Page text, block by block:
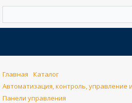
Главная
Каталог
Автоматизация, контроль, управление
Панели управления